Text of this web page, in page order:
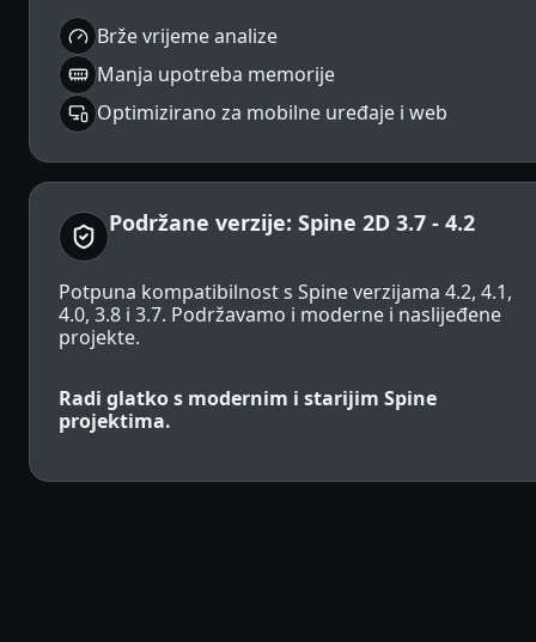
Brže vrijeme analize
Manja upotreba memorije
Optimizirano za mobilne uređaje i web
Podržane verzije: Spine 2D 3.7 - 4.2
Potpuna kompatibilnost s Spine verzijama 4.2, 4.1,
4.0, 3.8 i 3.7. Podržavamo i moderne i naslijeđene
projekte.
Radi glatko s modernim i starijim Spine
projektima.